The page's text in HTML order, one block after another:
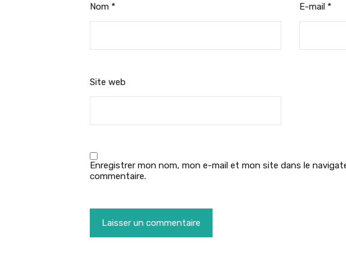
Nom * E-mail *
Site web
Enregistrer mon nom, mon e-mail et mon site dans le
commentaire.